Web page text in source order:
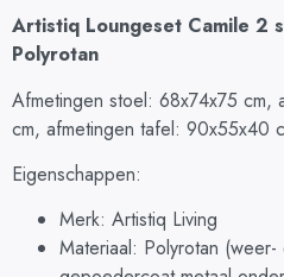
Artistiq Loungeset Camile 2
Polyrotan
Afmetingen stoel: 68x74x75 cm,
cm, afmetingen tafel: 90x55x40
Eigenschappen:
Merk: Artistiq Living
Materiaal: Polyrotan